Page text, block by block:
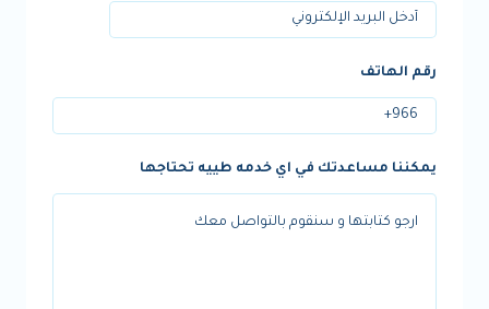
رقم الهاتف
يمكننا مساعدتك في اي خدمه طييه تحتاجها